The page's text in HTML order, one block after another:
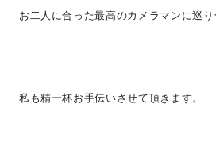
お二人に合った最高のカメラマンに巡り
私も精一杯お手伝いさせて頂きます。